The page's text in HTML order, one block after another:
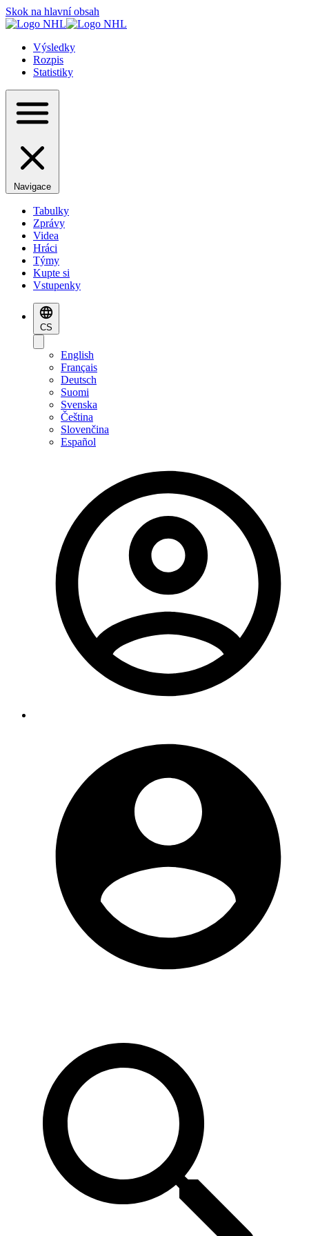
Skok na hlavní obsah
Výsledky
Rozpis
Statistiky
Navigace
Tabulky
Zprávy
Videa
Hráci
Týmy
Kupte si
Vstupenky
CS
English
Français
Deutsch
Suomi
Svenska
Čeština
Slovenčina
Español